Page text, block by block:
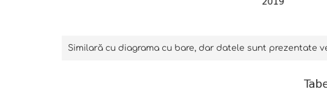
Similară cu diagrama cu bare, dar datele sunt prezentate